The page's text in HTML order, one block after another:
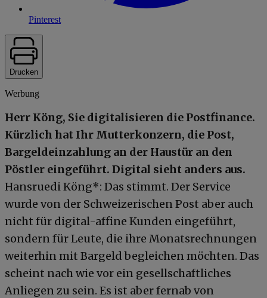
Pinterest
Drucken
Werbung
Herr Köng, Sie digitalisieren die Postfinance.
Kürzlich hat Ihr Mutterkonzern, die Post,
Bargeldeinzahlung an der Haustür an den
Pöstler eingeführt. Digital sieht anders aus.
Hansruedi Köng*: Das stimmt. Der Service
wurde von der Schweizerischen Post aber auch
nicht für digital-affine Kunden eingeführt,
sondern für Leute, die ihre Monatsrechnungen
weiterhin mit Bargeld begleichen möchten. Das
scheint nach wie vor ein gesellschaftliches
Anliegen zu sein. Es ist aber fernab von